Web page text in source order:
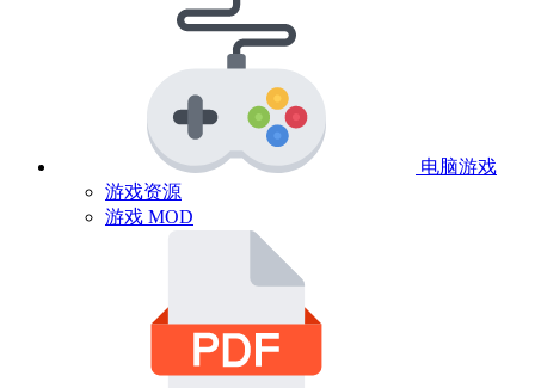
电脑游戏
游戏资源
游戏 MOD